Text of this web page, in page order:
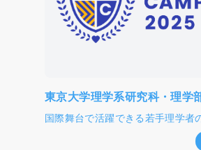
東京大学理学系研究科・理学
国際舞台で活躍できる若手理学者